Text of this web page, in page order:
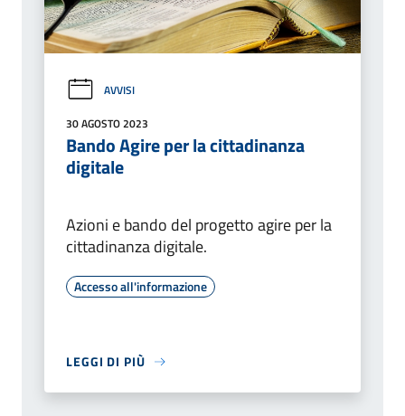
AVVISI
30 AGOSTO 2023
Bando Agire per la cittadinanza
digitale
Azioni e bando del progetto agire per la
cittadinanza digitale.
Accesso all'informazione
LEGGI DI PIÙ